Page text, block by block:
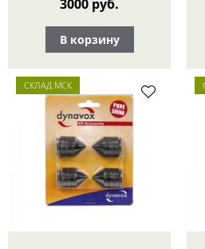
3000 руб.
В корзину
СКЛАД МСК